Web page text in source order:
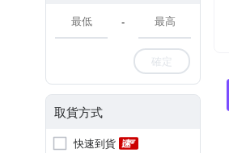
-
確定
取貨方式
快速到貨